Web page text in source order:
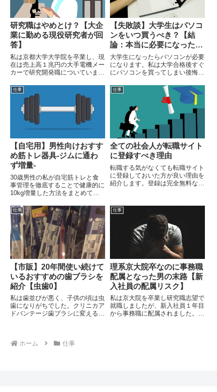
研究職はやめとけ？【大企
業に勤める現役研究者が回
答】
私は京都大学大学院を卒業し、現
在は売上高１兆円の大手電機メー
カーで研究開発職についていま
やめといた方が良いという意見が
あります。それらの意見に対し
て、私なりの見解を述べたいと思
います。来研究者を目指す方の参
考になれば幸いです。
【失敗談】大学生はパソコ
ンをいつ買うべき？【結
論：本当に必要になった
時】
大学生になったらパソコンが必要
になります。私は大学合格後すぐ
にパソコンを買ってしまい後悔し
ので、参考にしてください。
仕事
【自宅用】男性向けおすす
め筋トレ器具-ジムに通わ
ず増量-
30歳男性の私が自宅筋トレと食
事管理を徹底することで健康的に
10kg増量した方法をまとめてい
自宅用おすすめ筋トレ器具を紹介
します。
仕事
全ての社会人が転職サイト
に登録すべき理由
転職する気がなくても転職サイト
に登録しておいた方が良い理由を
紹介します。登録は完全無料なの
仕事
【市販】20年間使い続けて
いるおすすめの歯ブラシを
紹介【虫歯0】
私は歯並びが悪く、子供の頃は虫
歯になりがちでした。クリニカア
ドバンテージ歯ブラシに変えるこ
仕事
理系京大院卒なのに事務職
配属となった男の末路【新
入社員の配属リスク】
私は京大院を卒業し研究職志望で
就職しましたが、新入社員１年目
から事務職に配属されました。企
ホーム 仕事